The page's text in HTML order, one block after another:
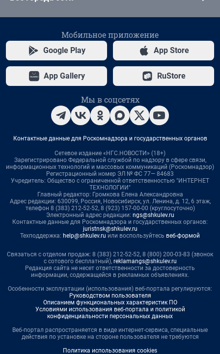
Мобильное приложение
Google Play App Store
App Gallery RuStore
Мы в соцсетях
Контактные данные для Роскомнадзора и государственных органов
Сетевое издание «НГС.НОВОСТИ» (18+)
Зарегистрировано Федеральной службой по надзору в сфере связи,
информационных технологий и массовых коммуникаций (Роскомнадзор)
Регистрационный номер ЭЛ № ФС 77— 84683
Учредитель: Общество с ограниченной ответственностью "ИНТЕРНЕТ
ТЕХНОЛОГИИ"
Главный редактор: Громкова Елена Александровна
Адрес редакции: 630099, Россия, Новосибирск, ул. Ленина, д. 12, 6 этаж,
телефон 8 (383) 212-52-52, 8 (923) 157-00-00 (круглосуточно)
Электронный адрес редакции: ngs@shkulev.ru
Контактные данные для Роскомнадзора и государственных органов:
juristnsk@shkulev.ru
Техподдержка: help@shkulev.ru или воспользуйтесь веб-формой
Связаться с отделом продаж: 8 (383) 212-52-52, 8 (800) 200-03-83 (звонок
с сотового бесплатный), reklamangs@shkulev.ru
Редакция сайта не несет ответственности за достоверность
информации, содержащейся в рекламных объявлениях.
Особенности эксплуатации (использования) веб-портала регулируются:
Руководством пользователя
Описанием функциональных характеристик ПО
Условиями использования веб-портала и политикой
конфиденциальности персональных данных
Веб-портал распространяется в виде интернет-сервиса, специальные
действия по установке на стороне пользователя не требуются
Политика использования cookies